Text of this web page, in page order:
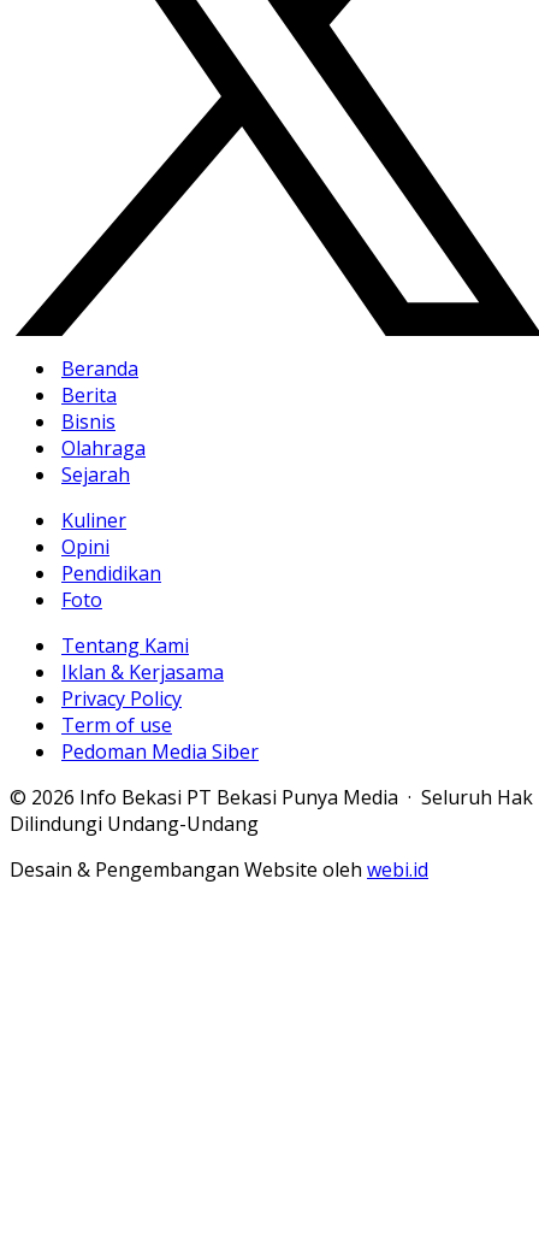
Beranda
Berita
Bisnis
Olahraga
Sejarah
Kuliner
Opini
Pendidikan
Foto
Tentang Kami
Iklan & Kerjasama
Privacy Policy
Term of use
Pedoman Media Siber
© 2026 Info Bekasi PT Bekasi Punya Media · Seluruh Hak
Dilindungi Undang-Undang
Desain & Pengembangan Website oleh webi.id